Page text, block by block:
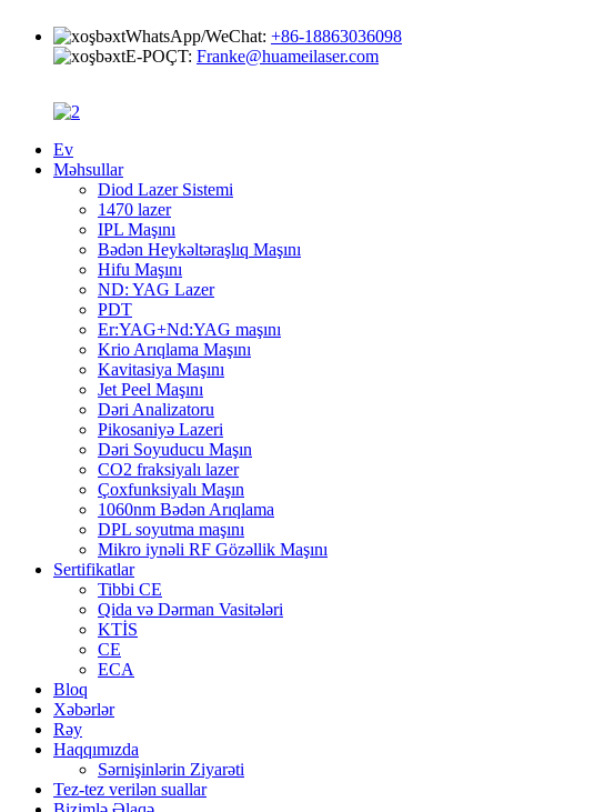
WhatsApp/WeChat: +86-18863036098
E-POÇT: Franke@huameilaser.com
Ev
Məhsullar
Diod Lazer Sistemi
1470 lazer
IPL Maşını
Bədən Heykəltəraşlıq Maşını
Hifu Maşını
ND: YAG Lazer
PDT
Er:YAG+Nd:YAG maşını
Krio Arıqlama Maşını
Kavitasiya Maşını
Jet Peel Maşını
Dəri Analizatoru
Pikosaniyə Lazeri
Dəri Soyuducu Maşın
CO2 fraksiyalı lazer
Çoxfunksiyalı Maşın
1060nm Bədən Arıqlama
DPL soyutma maşını
Mikro iynəli RF Gözəllik Maşını
Sertifikatlar
Tibbi CE
Qida və Dərman Vasitələri
KTİS
CE
ECA
Bloq
Xəbərlər
Rəy
Haqqımızda
Sərnişinlərin Ziyarəti
Tez-tez verilən suallar